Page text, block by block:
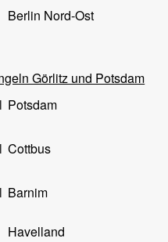
Berlin Nord-Ost
Görlitz und Potsdam
Potsdam
Cottbus
Barnim
Havelland